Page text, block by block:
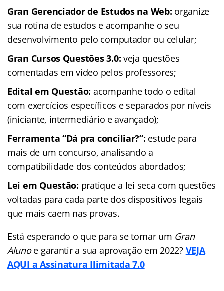
Gran Gerenciador de Estudos na Web: organize
sua rotina de estudos e acompanhe o seu
desenvolvimento pelo computador ou celular;
Gran Cursos Questões 3.0: veja questões
comentadas em vídeo pelos professores;
Edital em Questão: acompanhe todo o edital
com exercícios específicos e separados por níveis
(iniciante, intermediário e avançado);
Ferramenta “Dá pra conciliar?”: estude para
mais de um concurso, analisando a
compatibilidade dos conteúdos abordados;
Lei em Questão: pratique a lei seca com questões
voltadas para cada parte dos dispositivos legais
que mais caem nas provas.
Está esperando o que para se tornar um Gran
Alunoe garantir a sua aprovação em 2022? VEJA
AQUI a Assinatura Ilimitada 7.0